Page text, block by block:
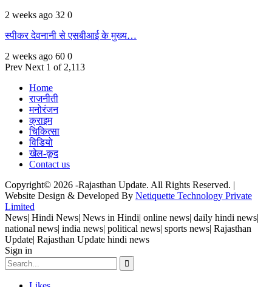
2 weeks ago 32 0
स्पीकर देवनानी से एसबीआई के मुख्य…
2 weeks ago 60 0
Prev Next 1 of 2,113
Home
राजनीती
मनोरंजन
क्राइम
चिकित्सा
विडियो
खेल-कूद
Contact us
Copyright© 2026 -Rajasthan Update. All Rights Reserved. |
Website Design & Developed By Netiquette Technology Private
Limited
News| Hindi News| News in Hindi| online news| daily hindi news|
national news| india news| political news| sports news| Rajasthan
Update| Rajasthan Update hindi news
Sign in